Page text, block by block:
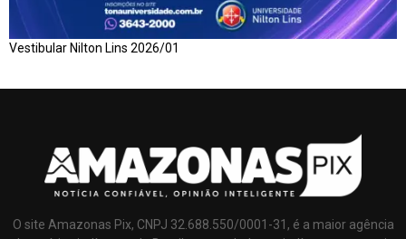
Vestibular Nilton Lins 2026/01
O site Amazonas Pix, CNPJ 32.688.550/0001-31, é a maior agência